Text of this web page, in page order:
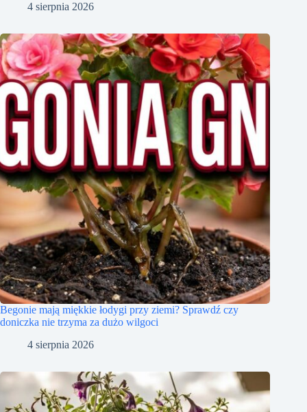
4 sierpnia 2026
Begonie mają miękkie łodygi przy ziemi? Sprawdź czy
doniczka nie trzyma za dużo wilgoci
4 sierpnia 2026